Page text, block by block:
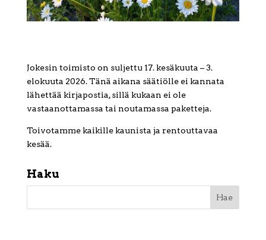
Jokesin toimisto on suljettu 17. kesäkuuta – 3.
elokuuta 2026. Tänä aikana säätiölle ei kannata
lähettää kirjapostia, sillä kukaan ei ole
vastaanottamassa tai noutamassa paketteja.
Toivotamme kaikille kaunista ja rentouttavaa
kesää.
Haku